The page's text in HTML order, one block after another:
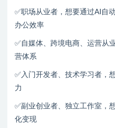
✅职场从业者，想要通过AI自
办公效率
✅自媒体、跨境电商、运营从
营体系
✅入门开发者、技术学习者，
力
✅副业创业者、独立工作室，
化变现